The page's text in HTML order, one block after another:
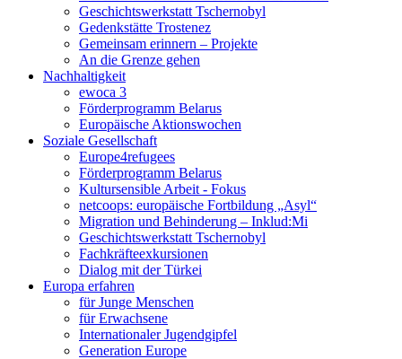
Geschichtswerkstatt Tschernobyl
Gedenkstätte Trostenez
Gemeinsam erinnern – Projekte
An die Grenze gehen
Nachhaltigkeit
ewoca 3
Förderprogramm Belarus
Europäische Aktionswochen
Soziale Gesellschaft
Europe4refugees
Förderprogramm Belarus
Kultursensible Arbeit - Fokus
netcoops: europäische Fortbildung „Asyl“
Migration und Behinderung – Inklud:Mi
Geschichtswerkstatt Tschernobyl
Fachkräfteexkursionen
Dialog mit der Türkei
Europa erfahren
für Junge Menschen
für Erwachsene
Internationaler Jugendgipfel
Generation Europe